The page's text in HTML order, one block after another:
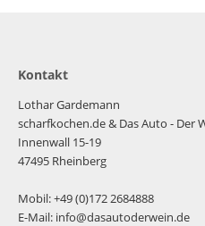
Kontakt
Lothar Gardemann
scharfkochen.de& Das Auto - Der
Innenwall 15-19
47495 Rheinberg
Mobil: +49 (0)172 2684888
E-Mail: info@dasautoderwein.de